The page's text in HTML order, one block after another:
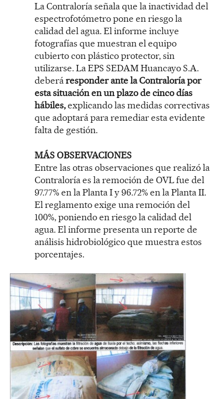
La Contraloría señala que la inactividad del
espectrofotómetro pone en riesgo la
calidad del agua. El informe incluye
fotografías que muestran el equipo
cubierto con plástico protector, sin
utilizarse. La EPS SEDAM Huancayo S.A.
deberáresponder ante la Contraloría por
esta situación en un plazo de cinco días
hábiles,explicando las medidas correctivas
que adoptará para remediar esta evidente
falta de gestión.
MÁS OBSERVACIONES
Entre las otras observaciones que realizó la
Contraloría es la remoción de OVL fue del
97.77% en la Planta I y 96.72% en la Planta II.
El reglamento exige una remoción del
100%, poniendo en riesgo la calidad del
agua. El informe presenta un reporte de
análisis hidrobiológico que muestra estos
porcentajes.